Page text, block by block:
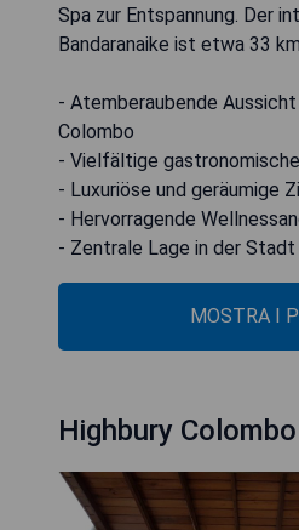
Spa zur Entspannung. Der
Bandaranaike ist etwa 33
- Atemberaubende
Colombo
- Vielfältige
- Luxuriöse und geräumige
- Hervorragende
- Zentrale Lage in der Stadt
MOSTRA I
Highbury Colombo